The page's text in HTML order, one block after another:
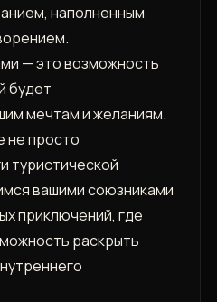
наполненным
— это возможность
будет
мечтам и желаниям.
не просто
туристической
вашими союзниками
приключений, где
раскрыть